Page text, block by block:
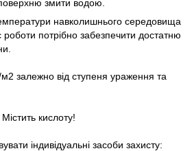
змити водою.
навколишнього середовища
потрібно забезпечити достатню
залежно від ступеня ураження та
кислоту!
індивідуальні засоби захисту: